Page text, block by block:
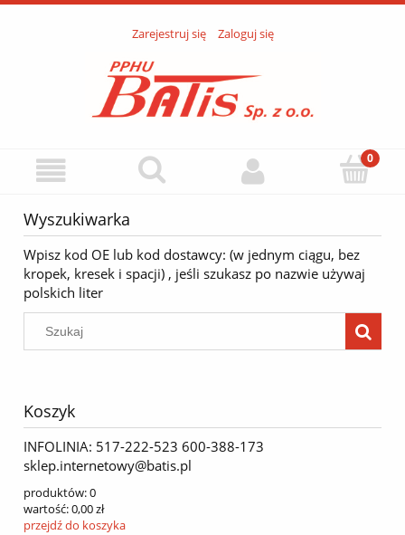
Zarejestruj się Zaloguj się
Wyszukiwarka
Wpisz kod OE lub kod dostawcy: (w jednym ciągu, bez
kropek, kresek i spacji) , jeśli szukasz po nazwie używaj
polskich liter
Koszyk
INFOLINIA: 517-222-523 600-388-173
sklep.internetowy@batis.pl
produktów:0
wartość:0,00 zł
przejdź do koszyka